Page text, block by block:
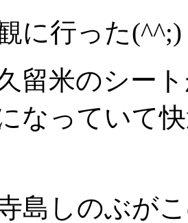
に行った(^^;)
留米のシー
なっていて
島しのぶが